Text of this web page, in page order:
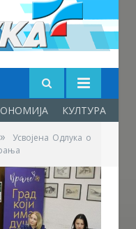
КУЛТУРА
»
Усвојена Одлука о